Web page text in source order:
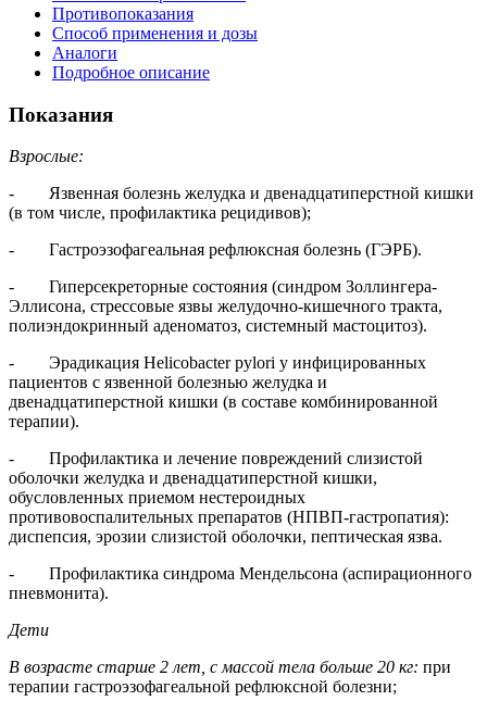
Противопоказания
Способ применения и дозы
Аналоги
Подробное описание
Показания
Взрослые:
- Язвенная болезнь желудка и двенадцатиперстной кишки
(в том числе, профилактика рецидивов);
- Гастроэзофагеальная рефлюксная болезнь (ГЭРБ).
- Гиперсекреторные состояния (синдром Золлингера-
Эллисона, стрессовые язвы желудочно‑кишечного тракта,
полиэндокринный аденоматоз, системный мастоцитоз).
- Эрадикация Helicobacter pylori у инфицированных
пациентов с язвенной болезнью желудка и
двенадцатиперстной кишки (в составе комбинированной
терапии).
- Профилактика и лечение повреждений слизистой
оболочки желудка и двенадцатиперстной кишки,
обусловленных приемом нестероидных
противовоспалительных препаратов (НПВП-гастропатия):
диспепсия, эрозии слизистой оболочки, пептическая язва.
- Профилактика синдрома Мендельсона (аспирационного
пневмонита).
Дети
В возрасте старше 2 лет, с массой тела больше 20 кг: при
терапии гастроэзофагеальной рефлюксной болезни;